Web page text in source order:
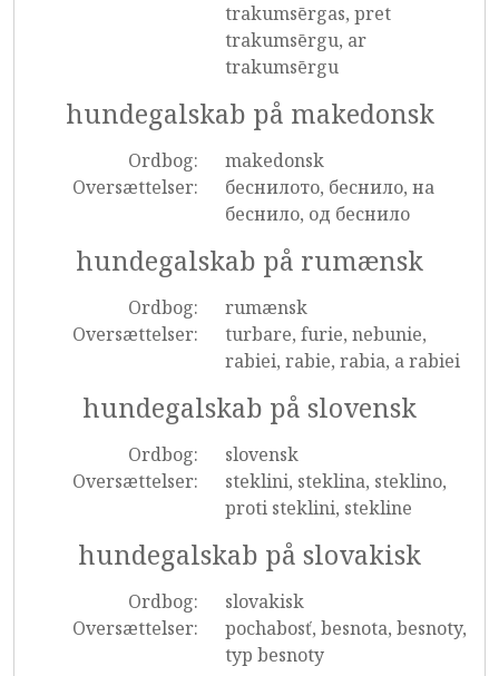
trakumsērgas, pret
trakumsērgu, ar
trakumsērgu
hundegalskab på makedonsk
Ordbog:
makedonsk
Oversættelser:
беснилото, беснило, на
беснило, од беснило
hundegalskab på rumænsk
Ordbog:
rumænsk
Oversættelser:
turbare, furie, nebunie,
rabiei, rabie, rabia, a rabiei
hundegalskab på slovensk
Ordbog:
slovensk
Oversættelser:
steklini, steklina, steklino,
proti steklini, stekline
hundegalskab på slovakisk
Ordbog:
slovakisk
Oversættelser:
pochabosť, besnota, besnoty,
typ besnoty